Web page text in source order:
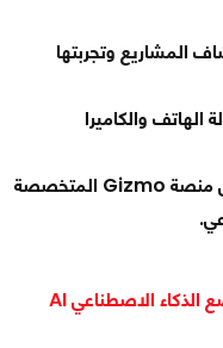
المشاريع وتجربتها
الهاتف والكاميرا
الإطلاق يأتي بعد استحواذ ميتا على منصة Gizmo المتخصصة
قفزة جديدة | ميتا تطلق وضع الذكاء الاصطناعي AI